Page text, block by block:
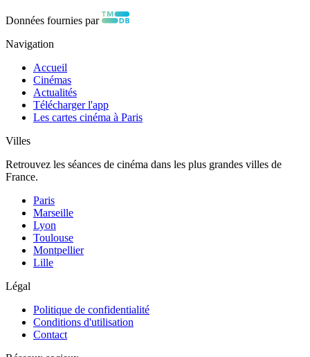
Données fournies par
Navigation
Accueil
Cinémas
Actualités
Télécharger l'app
Les cartes cinéma à Paris
Villes
Retrouvez les séances de cinéma dans les plus grandes villes de
France.
Paris
Marseille
Lyon
Toulouse
Montpellier
Lille
Légal
Politique de confidentialité
Conditions d'utilisation
Contact